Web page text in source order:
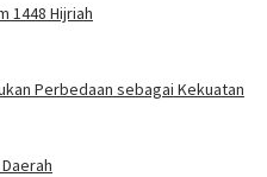
1448 Hijriah
Perbedaan sebagai Kekuatan